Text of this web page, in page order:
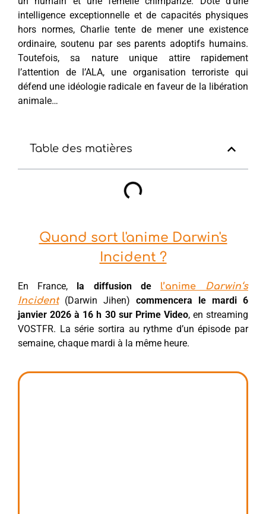
intelligence exceptionnelle et de capacités physiques
hors normes, Charlie tente de mener une existence
ordinaire, soutenu par ses parents adoptifs humains.
Toutefois, sa nature unique attire rapidement
l’attention de l’ALA, une organisation terroriste qui
défend une idéologie radicale en faveur de la libération
animale…
Table des matières
Quand sort l'anime Darwin's
Incident ?
En France, la diffusion de l’anime Darwin‘s
Incident(Darwin Jihen) commencera le mardi 6
janvier 2026 à 16 h 30 sur Prime Video, en streaming
VOSTFR. La série sortira au rythme d’un épisode par
semaine, chaque mardi à la même heure.